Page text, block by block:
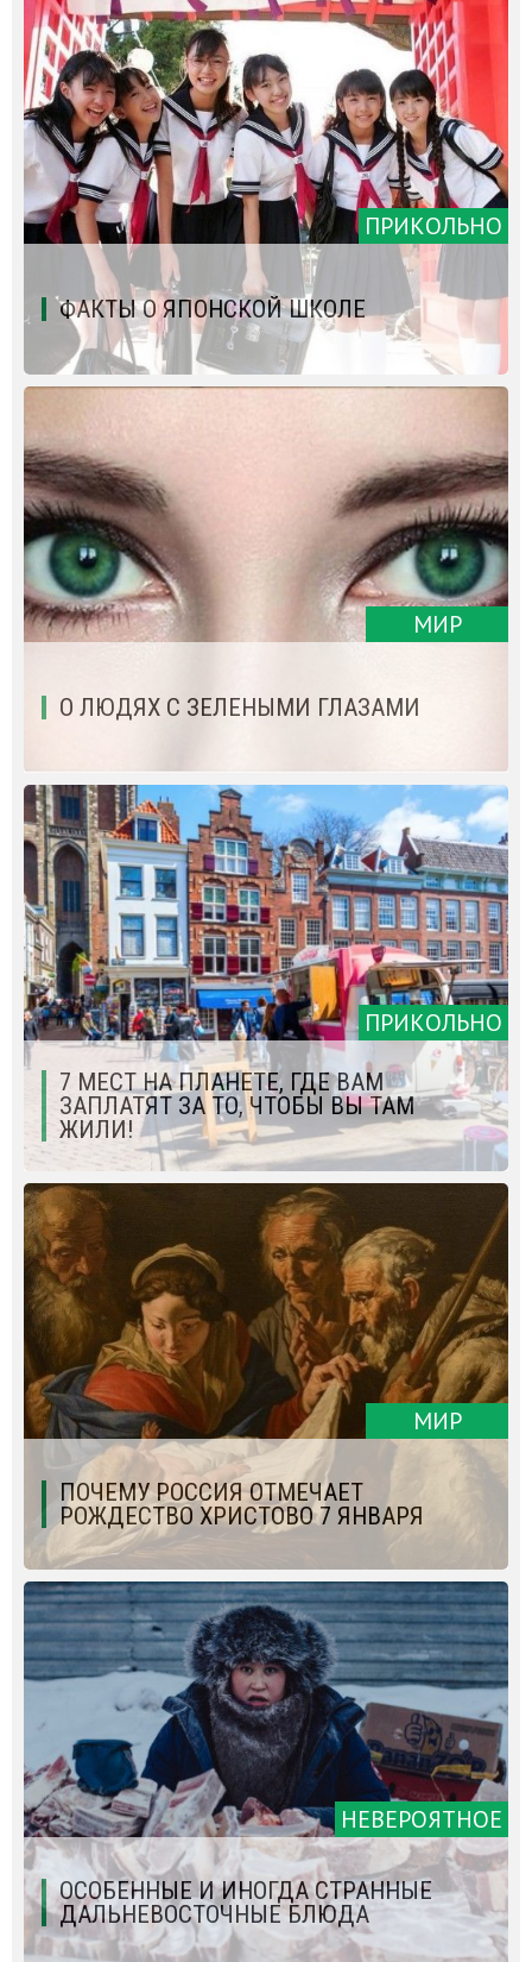
ПРИКОЛЬНО
ФАКТЫ О ЯПОНСКОЙ ШКОЛЕ
МИР
О ЛЮДЯХ С ЗЕЛЕНЫМИ ГЛАЗАМИ
ПРИКОЛЬНО
7 МЕСТ НА ПЛАНЕТЕ, ГДЕ ВАМ
ЗАПЛАТЯТ ЗА ТО, ЧТОБЫ ВЫ ТАМ
ЖИЛИ!
МИР
ПОЧЕМУ РОССИЯ ОТМЕЧАЕТ
РОЖДЕСТВО ХРИСТОВО 7 ЯНВАРЯ
НЕВЕРОЯТНОЕ
ОСОБЕННЫЕ И ИНОГДА СТРАННЫЕ
ДАЛЬНЕВОСТОЧНЫЕ БЛЮДА